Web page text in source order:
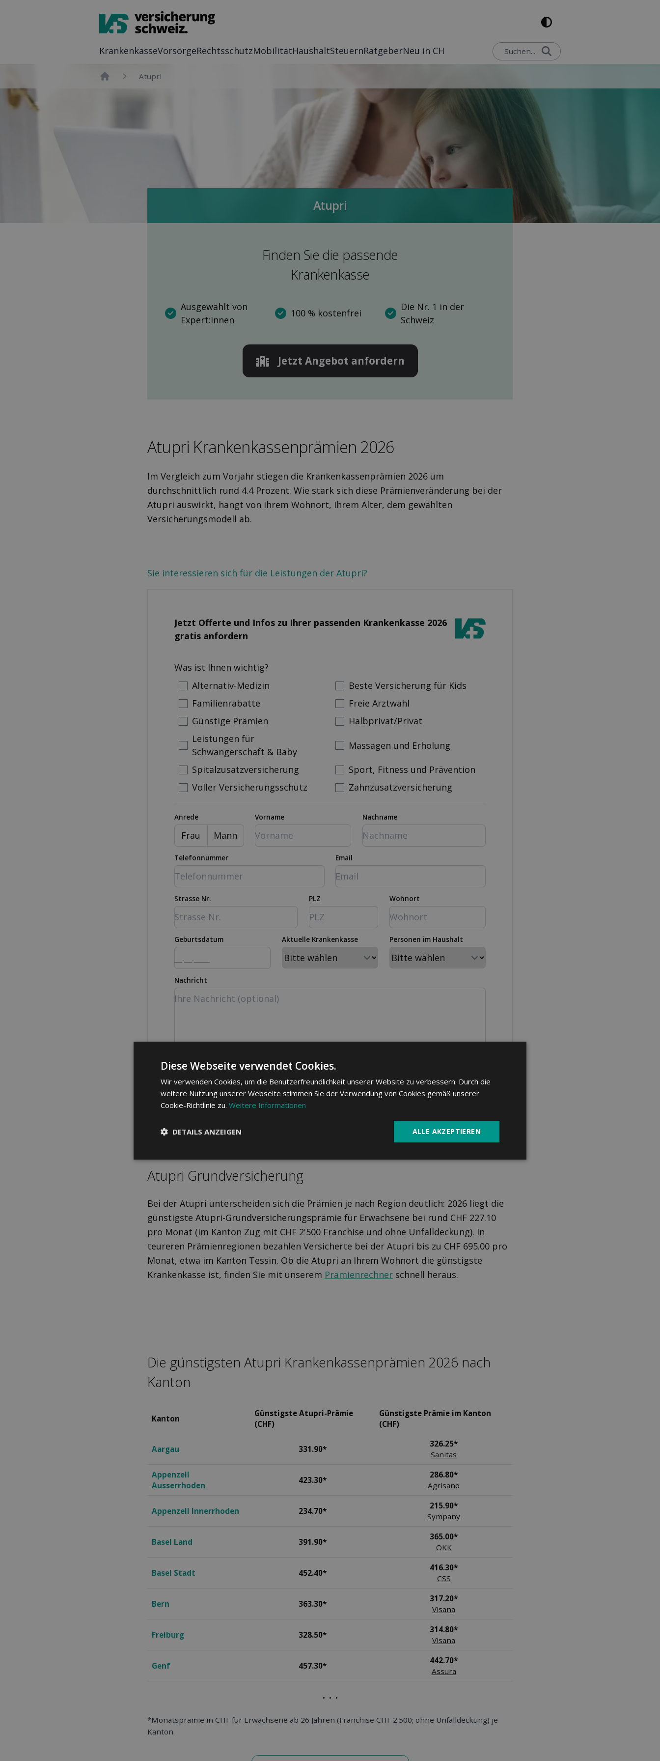
Suchen...
Kranken­kasseVor­sorgeRechts­schutzMobilitätHaushaltSteuernRat­geberNeu in CH
Atupri
Atupri
Finden Sie die pas­sende
Kranken­kasse
Ausgewählt von
Expert:innen
100 % kostenfrei
Die Nr. 1 in der
Schweiz
Jetzt Angebot anfordern
Atupri Kranken­kassen­prämien 2026
Im Vergleich zum Vorjahr stiegen die Krankenkassenprämien 2026 um
durchschnittlich rund 4.4 Prozent. Wie stark sich diese Prämienveränderung bei der
Atupri auswirkt, hängt von Ihrem Wohnort, Ihrem Alter, dem gewählten
Versicherungsmodell ab.
Sie interessieren sich für die Leistungen der Atupri?
Jetzt Offerte und Infos zu Ihrer passenden Kranken­kasse 2026
gratis anfordern
Was ist Ihnen wichtig?
Alternativ-Medizin
Beste Versicherung für Kids
Familienrabatte
Freie Arztwahl
Günstige Prämien
Halbprivat/Privat
Leistungen für
Schwangerschaft & Baby
Massagen und Erholung
Spitalzusatzversicherung
Sport, Fitness und Prävention
Voller Versicherungsschutz
Zahnzusatzversicherung
Anrede
Frau Mann
Vorname Nachname
Telefonnummer Email
Strasse Nr. PLZ Wohnort
Geburtsdatum Aktuelle Krankenkasse Personen im Haushalt
Nachricht
Ich akzeptiere die geltendenDatenschutz- und Nutzungsbedingungen
Anfrage senden
Atupri Grund­versicherung
Bei der Atupri unterscheiden sich die Prämien je nach Region deutlich: 2026 liegt die
günstigste Atupri-Grundversicherungsprämie für Erwachsene bei rund CHF 227.10
pro Monat (im Kanton Zug mit CHF 2'500 Franchise und ohne Unfalldeckung). In
teureren Prämienregionen bezahlen Versicherte bei der Atupri bis zu CHF 695.00 pro
Monat, etwa im Kanton Tessin. Ob die Atupri an Ihrem Wohnort die günstigste
Krankenkasse ist, finden Sie mit unserem Prämienrechner schnell heraus.
Die günstigsten Atupri Kranken­kassen­prämien 2026 nach
Kanton
Kanton
Günstigste Atupri-Prämie
(CHF)
Günstigste Prämie im Kanton
(CHF)
Aargau 331.90*
326.25*
Sanitas
Appenzell
Ausserrhoden
423.30*
286.80*
Agrisano
Appenzell Innerrhoden 234.70*
215.90*
Sympany
Basel Land 391.90*
365.00*
ÖKK
Basel Stadt 452.40*
416.30*
CSS
Bern 363.30*
317.20*
Visana
Freiburg 328.50*
314.80*
Visana
Genf 457.30*
442.70*
Assura
. . .
*Monatsprämie in CHF für Erwachsene ab 26 Jahren (Franchise CHF 2'500; ohne Unfalldeckung) je
Kanton.
Diese Webseite verwendet Cookies.
Wir verwenden Cookies, um die Benutzerfreundlichkeit unserer Website zu verbessern. Durch die
weitere Nutzung unserer Webseite stimmen Sie der Verwendung von Cookies gemäß unserer
Cookie-Richtlinie zu. Weitere Informationen
ALLE AKZEPTIEREN
DETAILS ANZEIGEN